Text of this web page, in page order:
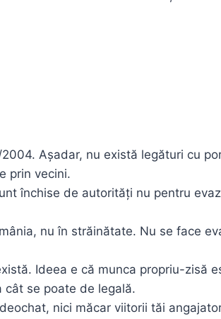
Așadar, nu există legături cu
prin vecini.
închise de autorități nu pentru
nu în străinătate. Nu se face
Ideea e că munca propriu-zisă
cât se poate de legală.
nici măcar viitorii tăi